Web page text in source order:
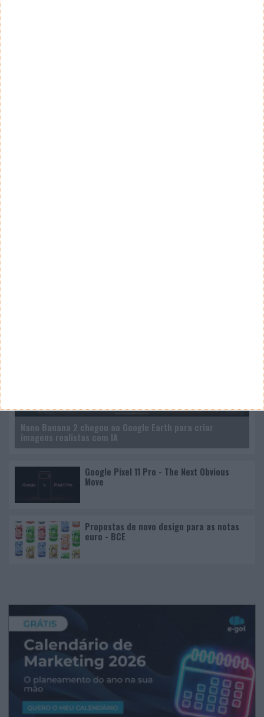
Nano Banana 2 chegou ao Google Earth para criar
imagens realistas com IA
Google Pixel 11 Pro - The Next Obvious
Move
Propostas de novo design para as notas
euro - BCE